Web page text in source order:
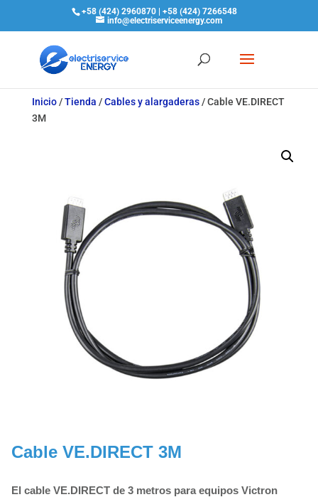
+58 (424) 2960870 | +58 (424) 7266548
info@electriserviceenergy.com
Inicio/Tienda /Cables y alargaderas/Cable VE.DIRECT
3M
Cable VE.DIRECT 3M
El cable VE.DIRECT de 3 metros para equipos Victron